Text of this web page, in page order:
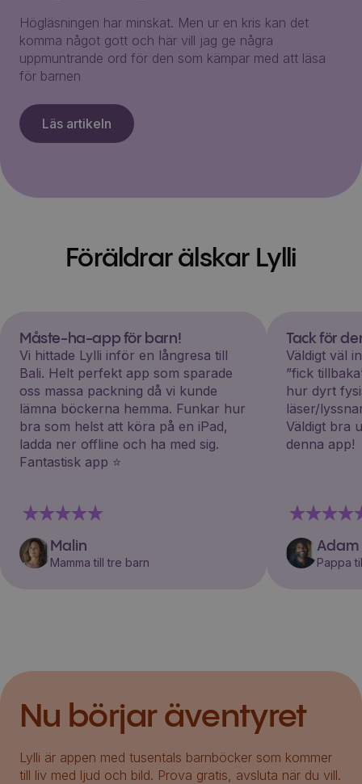
Högläsningen har minskat. Men ur en kris kan det
komma något gott och här vill jag ge några
uppmuntrande ord för den som kämpar med att läsa
för barnen
Läs artikeln
Föräldrar älskar Lylli
Måste-ha-app för barn!
Vi hittade Lylli inför en långresa till
Bali. Helt perfekt app som sparade
oss massa packning då vi kunde
lämna böckerna hemma. Funkar hur
bra som helst att köra på en iPad,
ladda ner offline och ha med sig.
Fantastisk app ⭐️
Malin
Mamma till tre barn
Tack för
Väldigt väl
”fick
hur dyrt
läser/
Väldigt bra
denna app!
Adam
Pappa
Nu börjar äventyret
Lylli är appen med tusentals barnböcker som kommer
till liv med ljud och bild. Prova gratis, avsluta när du vill.